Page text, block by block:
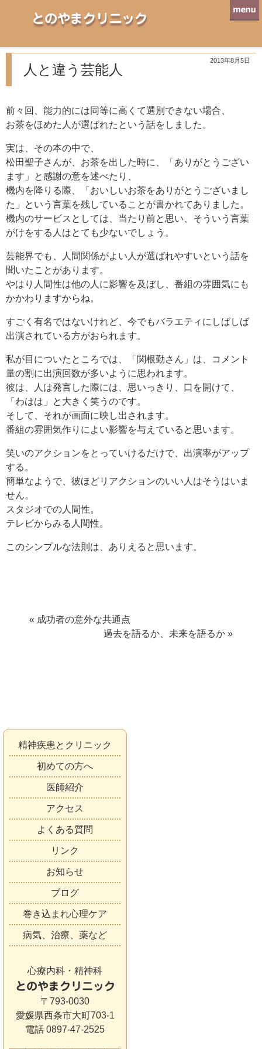
とのやまクリニック
2013年8月5日
人と違う芸能人
前々回、能力的には同等に高くて選別できない場合、
お茶をほめた人が選ばれたという話をしました。
実は、その本の中で、
松田聖子さんが、お茶を出した時に、「ありがとうござい
ます」と感謝の意を述べたり、
機内を降りる際、「おいしいお茶をありがとうございまし
た」という言葉を残していることが書かれてありました。
機内のサービスとしては、当たり前と思い、そういう言葉
がけをする人はとても少ないでしょう。
芸能界でも、人間関係がよい人が選ばれやすいという話を
聞いたことがあります。
やはり人間性は他の人に影響を及ぼし、番組の雰囲気にも
かかわりますからね。
すごく有名ではないけれど、今でもバラエティにしばしば
出演されている方がおられます。
私が目についたところでは、「関根勤さん」は、コメント
量の割に出演回数が多いように思われます。
彼は、人は発言した際には、思いっきり、口を開けて、
「わはは」と大きく笑うのです。
そして、それが画面に映し出されます。
番組の雰囲気作りによい影響を与えていると思います。
笑いのアクションをとっていけるだけで、出演率がアップ
する。
簡単なようで、彼ほどリアクションのいい人はそうはいま
せん。
スタジオでの人間性。
テレビからみる人間性。
このシンプルな法則は、ありえると思います。
« 成功者の意外な共通点
過去を語るか、未来を語るか »
精神疾患とクリニック
初めての方へ
医師紹介
アクセス
よくある質問
リンク
お知らせ
ブログ
巻き込まれ心理ケア
病気、治療、薬など
心療内科・精神科
とのやまクリニック
〒793-0030
愛媛県西条市大町703-1
電話 0897-47-2525